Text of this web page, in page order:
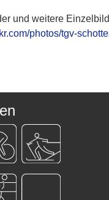
und weitere
photos/tgv-